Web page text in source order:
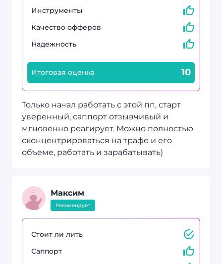
Инструменты
Качество офферов
Надежность
Итоговая оценка 10
Только начал работать с этой пп, старт
уверенный, саппорт отзывчивый и
мгновенно реагирует. Можно полностью
сконцентрироваться на трафе и его
объеме, работать и зарабатывать)
Максим
Рекомендует
Стоит ли лить
Саппорт